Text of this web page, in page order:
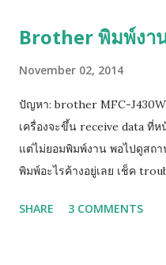
อยู่ด้านข้าง)
Brother พิมพ์งา
November 02, 2014
ปัญหา: brother MFC-
เครื่องจะขึ้น receive data ที่
แต่ไม่ยอมพิมพ์งาน พอไปดูสถา
พิมพ์อะไรค้างอยู่เลย เช็ค
print ได้ แต่ไม่สามารถพิมพ์ไ
SHARE 3 COMMENTS